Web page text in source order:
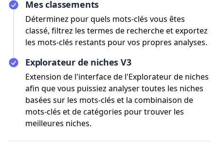
Mes classements
Déterminez pour quels mots-clés vous êtes
classé, filtrez les termes de recherche et exportez
les mots-clés restants pour vos propres analyses.
Explorateur de niches V3
Extension de l'interface de l'Explorateur de niches
afin que vous puissiez analyser toutes les niches
basées sur les mots-clés et la combinaison de
mots-clés et de catégories pour trouver les
meilleures niches.